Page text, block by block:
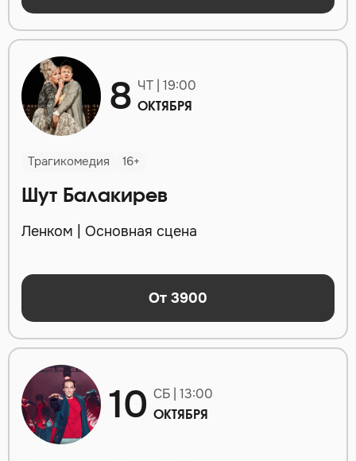
8 ЧТ | 19:00
ОКТЯБРЯ
Трагикомедия 16+
Шут Балакирев
Ленком | Основная сцена
От 3900
10 СБ | 13:00
ОКТЯБРЯ